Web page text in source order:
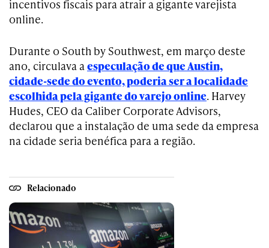
incentivos fiscais para atrair a gigante varejista
online.
Durante o South by Southwest, em março deste
ano, circulava aespeculação de que Austin,
cidade-sede do evento, poderia ser a localidade
escolhida pela gigante do varejo online. Harvey
Hudes, CEO da Caliber Corporate Advisors,
declarou que a instalação de uma sede da empresa
na cidade seria benéfica para a região.
Relacionado